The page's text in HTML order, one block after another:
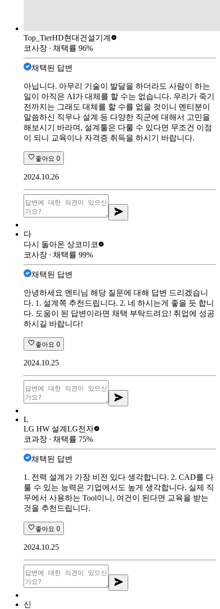
Top_TierHD현대건설기계
코사장 ∙ 채택률 96%
채택된 답변
아닙니다. 아무리 기술이 발달을 하더라도 사람이 하는
일이 아직은 AI가 대체를 할 수는 없습니다. 우리가 죽기
전까지는 그래도 대체를 할 수를 없을 것이니 멘티분이
말씀하신 직무나 설계 등 다양한 직군에 대해서 고민을
해보시기 바라며, 설계툴은 다룰 수 있다면 무조건 이점
이 되니 교육이나 자격증 취득을 하시기 바랍니다.
좋아요 0
2024.10.26
다
다시 돌아온 상코미코
코사장 ∙ 채택률 99%
채택된 답변
안녕하세요 멘티님 해당 질문에 대해 답변 드리겠습니
다. 1. 설계쪽 추천드립니다. 2. 네 하시는게 좋을 듯 합니
다. 도움이 된 답변이라면 채택 부탁드려요! 취업에 성공
하시길 바랍니다!
좋아요 0
2024.10.25
L
LG HW 설계 LG전자
코과장 ∙ 채택률 75%
채택된 답변
1. 전력 설계가 가장 비전 있다 생각합니다. 2. CAD를 다
룰 수 있는 능력은 기업에서도 높게 생각합니다. 실제 직
무에서 사용하는 Tool이니, 여건이 된다면 교육을 받는
것을 추천드립니다.
좋아요 0
2024.10.25
신